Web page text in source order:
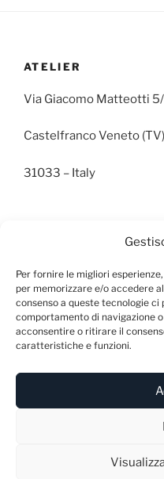
Per fornire le migliori
per memorizzare e/o accedere
consenso a queste tecnologie
comportamento di navigazione
acconsentire o ritirare il
caratteristiche e funzioni.
ATELIER
Via Giacomo Matteotti
Castelfranco Veneto (TV)
31033 – Italy
E-mail: info@blunme.com
NEWSLETTER